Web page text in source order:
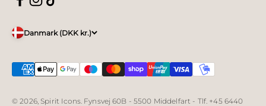
Danmark (DKK kr.)
© 2026, Spirit Icons. Fynsvej 60B - 5500 Middelfart - Tlf. +45 6440